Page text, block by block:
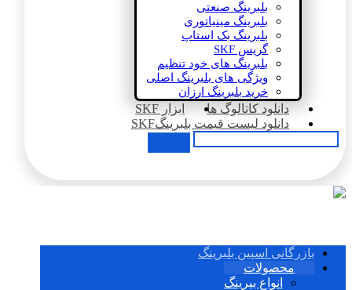
بلبرینگ صنعتی
بلبرینگ مینیاتوری
بلبرینگ بک استاپ
گریس SKF
بلبرینگ های خود تنظیم
ویژگی های بلبرینگ اصلی
خرید بلبرینگ ارزان
دانلود کاتالوگ ها
ابزار SKF
دانلود لیست قیمت بلبرینگSKF
بازرگانی اسپین بلبرینگ
محصولات
انواع بیرینگ